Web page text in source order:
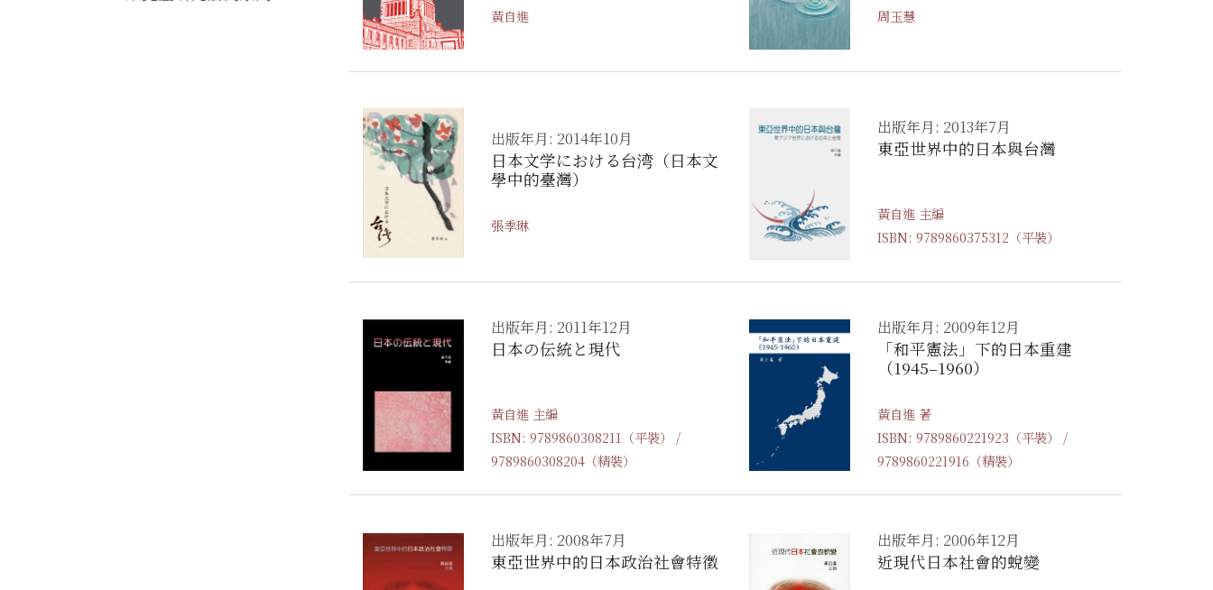
黃自進 周玉慧
出版年月: 2014年10月
日本文学における台湾（日本文
學中的臺灣）
張季琳
出版年月: 2013年7月
東亞世界中的日本與台灣
黃自進 主編
ISBN: 9789860375312（平裝）
出版年月: 2011年12月
日本の伝統と現代
黃自進 主編
ISBN: 9789860308211（平裝） /
9789860308204（精裝）
出版年月: 2009年12月
「和平憲法」下的日本重建
（1945–1960）
黃自進 著
ISBN: 9789860221923（平裝） /
9789860221916（精裝）
出版年月: 2008年7月
東亞世界中的日本政治社會特徵
出版年月: 2006年12月
近現代日本社會的蛻變